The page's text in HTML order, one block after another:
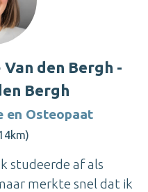
den Bergh -
Bergh
en Osteopaat
studeerde af als
merkte snel dat ik